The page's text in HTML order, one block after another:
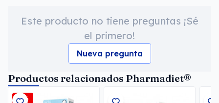
Este producto no tiene preguntas ¡Sé
el primero!
Nueva pregunta
Productos relacionados Pharmadiet®
-1%